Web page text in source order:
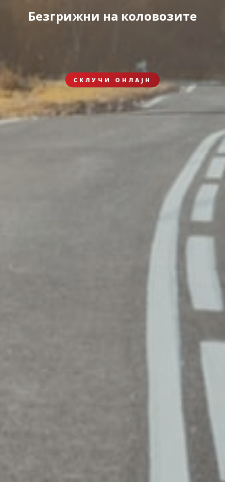
Безгрижни на коловозите
СКЛУЧИ ОНЛАЈН